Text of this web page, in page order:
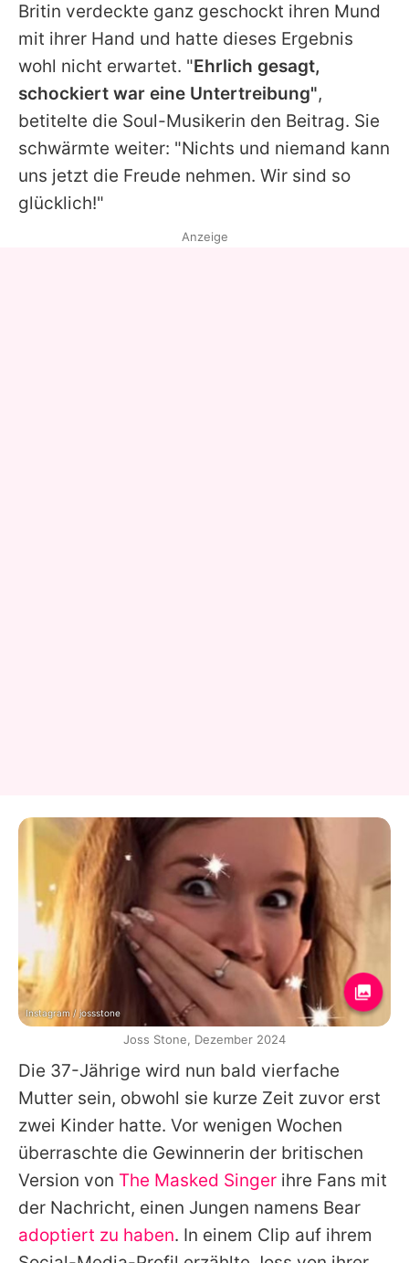
Impressum
Datenschutzerklärung
Utiq verwalten
Britin verdeckte ganz geschockt ihren Mund
mit ihrer Hand und hatte dieses Ergebnis
wohl nicht erwartet. "Ehrlich gesagt,
schockiert war eine Untertreibung",
betitelte die Soul-Musikerin den Beitrag. Sie
schwärmte weiter: "Nichts und niemand kann
uns jetzt die Freude nehmen. Wir sind so
glücklich!"
Die 37-Jährige wird nun bald vierfache
Mutter sein, obwohl sie kurze Zeit zuvor erst
zwei Kinder hatte. Vor wenigen Wochen
überraschte die Gewinnerin der britischen
Version von The Masked Singer ihre Fans mit
der Nachricht, einen Jungen namens Bear
adoptiert zu haben. In einem Clip auf ihrem
Anzeige
Instagram / jossstone
Joss Stone, Dezember 2024